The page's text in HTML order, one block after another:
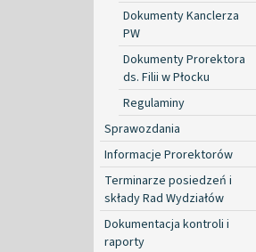
Dokumenty Kanclerza
PW
Dokumenty Prorektora
ds. Filii w Płocku
Regulaminy
Sprawozdania
Informacje Prorektorów
Terminarze posiedzeń i
składy Rad Wydziałów
Dokumentacja kontroli i
raporty